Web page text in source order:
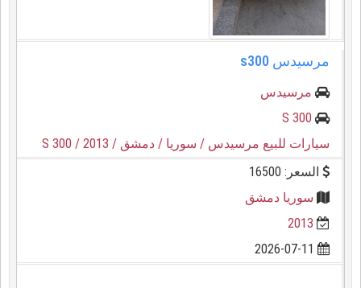
مرسيدس s300
مرسيدس
S 300
سيارات للبيع مرسيدس / سوريا / دمشق / 2013
/ S 300
السعر: 16500
سوريا دمشق
2013